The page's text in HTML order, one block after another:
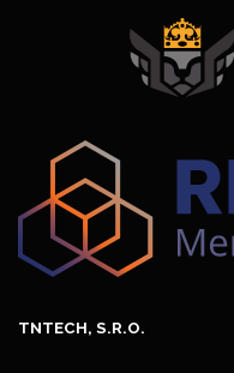
TNTECH, S.R.O.